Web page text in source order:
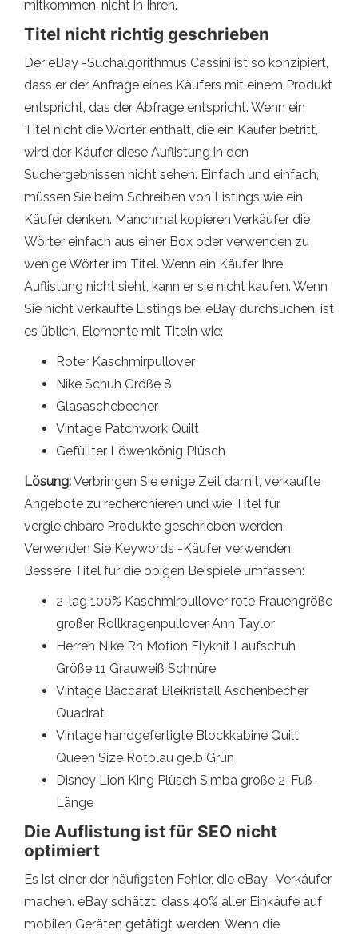
mitkommen, nicht in Ihren.
Titel nicht richtig geschrieben
Der eBay -Suchalgorithmus Cassini ist so konzipiert,
dass er der Anfrage eines Käufers mit einem Produkt
entspricht, das der Abfrage entspricht. Wenn ein
Titel nicht die Wörter enthält, die ein Käufer betritt,
wird der Käufer diese Auflistung in den
Suchergebnissen nicht sehen. Einfach und einfach,
müssen Sie beim Schreiben von Listings wie ein
Käufer denken. Manchmal kopieren Verkäufer die
Wörter einfach aus einer Box oder verwenden zu
wenige Wörter im Titel. Wenn ein Käufer Ihre
Auflistung nicht sieht, kann er sie nicht kaufen. Wenn
Sie nicht verkaufte Listings bei eBay durchsuchen, ist
es üblich, Elemente mit Titeln wie:
Roter Kaschmirpullover
Nike Schuh Größe 8
Glasaschebecher
Vintage Patchwork Quilt
Gefüllter Löwenkönig Plüsch
Lösung:Verbringen Sie einige Zeit damit, verkaufte
Angebote zu recherchieren und wie Titel für
vergleichbare Produkte geschrieben werden.
Verwenden Sie Keywords -Käufer verwenden.
Bessere Titel für die obigen Beispiele umfassen:
2-lag 100% Kaschmirpullover rote Frauengröße
großer Rollkragenpullover Ann Taylor
Herren Nike Rn Motion Flyknit Laufschuh
Größe 11 Grauweiß Schnüre
Vintage Baccarat Bleikristall Aschenbecher
Quadrat
Vintage handgefertigte Blockkabine Quilt
Queen Size Rotblau gelb Grün
Disney Lion King Plüsch Simba große 2-Fuß-
Länge
Die Auflistung ist für SEO nicht
optimiert
Es ist einer der häufigsten Fehler, die eBay -Verkäufer
machen. eBay schätzt, dass 40% aller Einkäufe auf
mobilen Geräten getätigt werden. Wenn die